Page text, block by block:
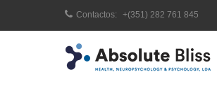
Contactos: +(351) 282 761 845